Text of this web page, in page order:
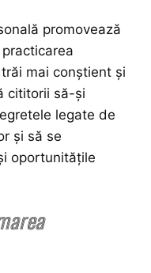
promovează
mai conștient și
cititorii să-și
legate de
și să se
oportunitățile